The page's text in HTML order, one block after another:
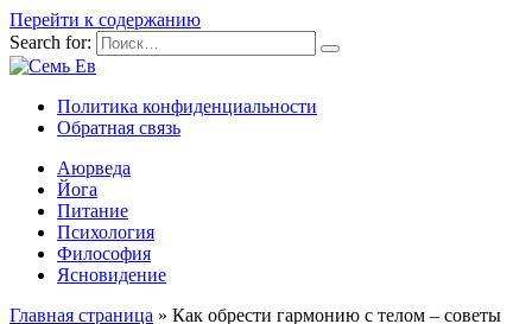
Перейти к содержанию
Search for:
Политика конфиденциальности
Обратная связь
Аюрведа
Йога
Питание
Психология
Философия
Ясновидение
Главная страница » Как обрести гармонию с телом – советы